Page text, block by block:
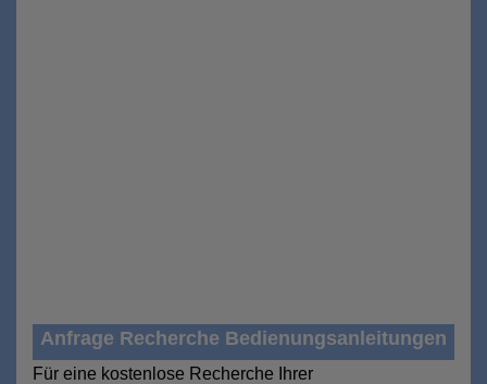
Anfrage Recherche Bedienungsanleitungen
Für eine kostenlose Recherche Ihrer